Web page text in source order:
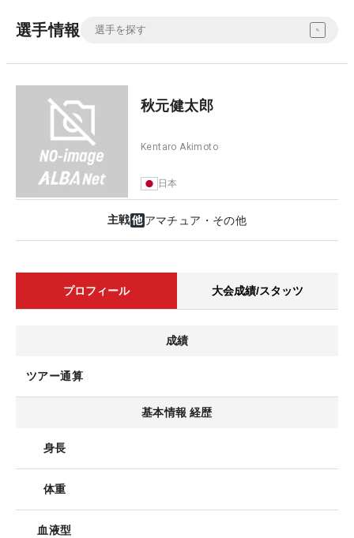
選手情報
秋元健太郎
Kentaro Akimoto
日本
主戦 アマチュア・その他
プロフィール 大会成績/スタッツ
成績
ツアー通算
基本情報 経歴
身長
体重
血液型